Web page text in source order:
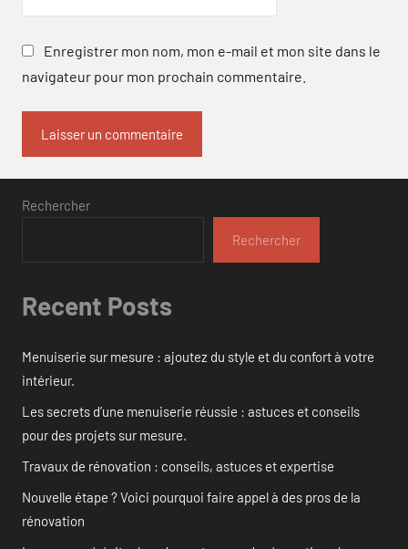
Enregistrer mon nom, mon e-mail et mon site dans le
navigateur pour mon prochain commentaire.
Rechercher
Rechercher
Recent Posts
Menuiserie sur mesure : ajoutez du style et du confort à votre
intérieur.
Les secrets d’une menuiserie réussie : astuces et conseils
pour des projets sur mesure.
Travaux de rénovation : conseils, astuces et expertise
Nouvelle étape ? Voici pourquoi faire appel à des pros de la
rénovation